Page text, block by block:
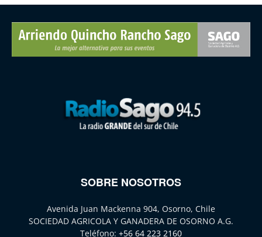
SOBRE NOSOTROS
Avenida Juan Mackenna 904, Osorno, Chile
SOCIEDAD AGRICOLA Y GANADERA DE OSORNO A.G.
Teléfono: +56 64 223 2160